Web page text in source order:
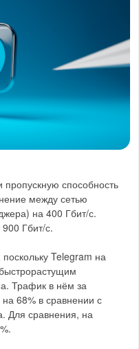
способность
между сетью
на 400 Гбит/с.
900 Гбит/с.
Telegram на
Трафик в нём за
68% в сравнении с
Для сравнения, на